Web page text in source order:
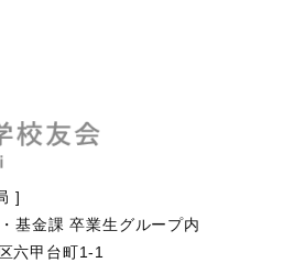
]
基金課 卒業生グループ内
六甲台町1-1